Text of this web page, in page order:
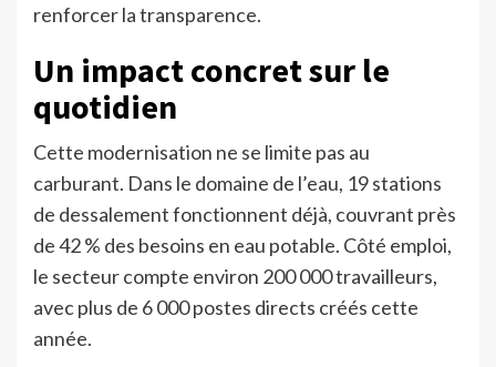
renforcer la transparence.
Un impact concret sur le
quotidien
Cette modernisation ne se limite pas au
carburant. Dans le domaine de l’eau, 19 stations
de dessalement fonctionnent déjà, couvrant près
de 42 % des besoins en eau potable. Côté emploi,
le secteur compte environ 200 000 travailleurs,
avec plus de 6 000 postes directs créés cette
année.